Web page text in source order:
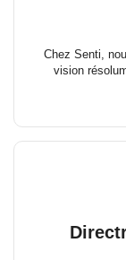
Chez Senti,
vision